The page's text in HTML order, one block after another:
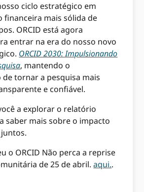
ciclo estratégico em
financeira mais sólida de
ORCID está agora
entrar na era do nosso novo
ORCID 2030: Impulsionando
, mantendo o
tornar a pesquisa mais
e confiável.
a explorar o relatório
saber mais sobre o impacto
o ORCID Não perca a reprise
de 25 de abril.aqui..